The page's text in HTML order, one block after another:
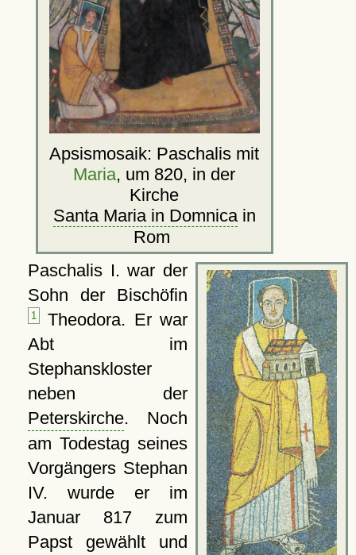
Apsismosaik: Paschalis mit
Maria, um 820, in der
Kirche
Santa Maria in Domnicain
Rom
Paschalis I. war der
Sohn der Bischöfin
1 Theodora. Er war
Abt im
Stephanskloster
neben der
Peterskirche. Noch
am Todestag seines
Vorgängers Stephan
IV. wurde er im
Januar 817 zum
Papst gewählt und